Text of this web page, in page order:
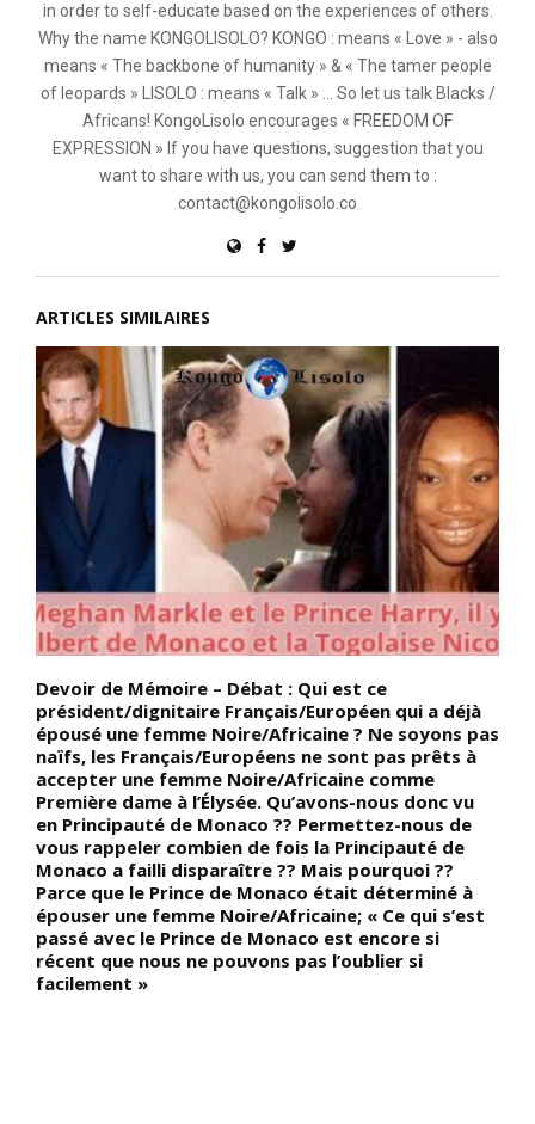
in order to self-educate based on the experiences of others.
Why the name KONGOLISOLO? KONGO : means « Love » - also
means « The backbone of humanity » & « The tamer people
of leopards » LISOLO : means « Talk » ... So let us talk Blacks /
Africans! KongoLisolo encourages « FREEDOM OF
EXPRESSION » If you have questions, suggestion that you
want to share with us, you can send them to :
contact@kongolisolo.co
ARTICLES SIMILAIRES
Devoir de Mémoire – Débat : Qui est ce
président/dignitaire Français/Européen qui a déjà
épousé une femme Noire/Africaine ? Ne soyons pas
naïfs, les Français/Européens ne sont pas prêts à
accepter une femme Noire/Africaine comme
Première dame à l’Élysée. Qu’avons-nous donc vu
en Principauté de Monaco ?? Permettez-nous de
vous rappeler combien de fois la Principauté de
Monaco a failli disparaître ?? Mais pourquoi ??
Parce que le Prince de Monaco était déterminé à
épouser une femme Noire/Africaine; « Ce qui s’est
passé avec le Prince de Monaco est encore si
récent que nous ne pouvons pas l’oublier si
facilement »